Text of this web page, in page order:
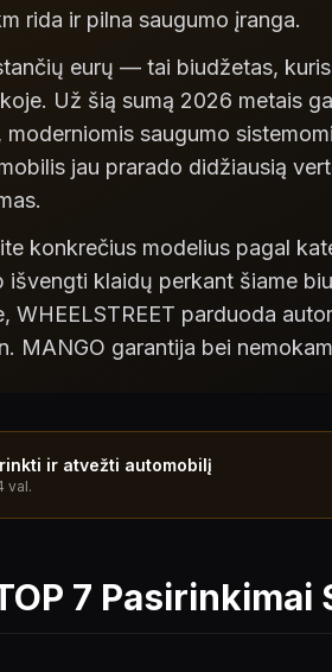
rida ir pilna saugumo įranga.
eurų — tai biudžetas,
Už šią sumą 2026 metais
moderniomis saugumo
jau prarado didžiausią
konkrečius modelius pagal
išvengti klaidų perkant šiame
WHEELSTREET parduoda
MANGO garantija bei
ir atvežti automobilį
val.
7 Pasirinkimai